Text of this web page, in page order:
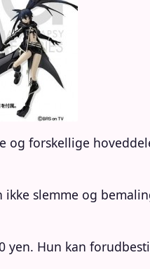
og forskellige
slemme og
yen. Hun kan